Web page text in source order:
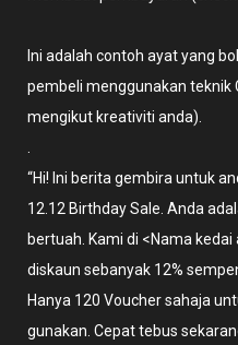
Ini adalah contoh ayat yang
pembeli menggunakan teknik
mengikut kreativiti anda).
“Hi! Ini berita gembira untuk
12.12 Birthday Sale. Anda
bertuah. Kami di <Nama
diskaun sebanyak 12%
Hanya 120 Voucher sahaja
gunakan. Cepat tebus